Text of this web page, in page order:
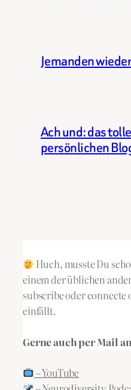
Jemanden
Ach und: das
persönlichen
Huch, musste Du
einem der üblichen
subscribe oder connecte
einfällt.
Gerne auch per Mail
– YouTube